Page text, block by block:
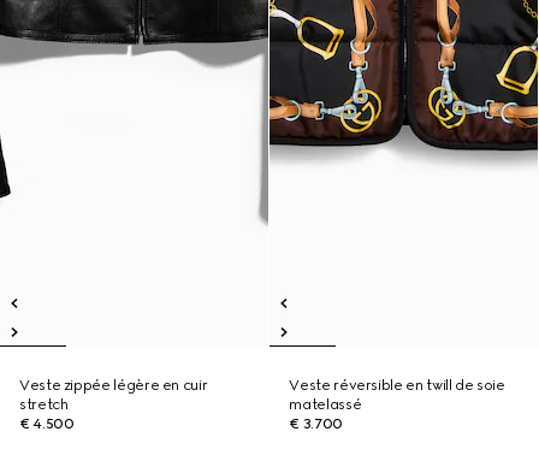
Veste zippée légère en cuir
stretch
€ 4.500
Veste réversible en twill de soie
matelassé
€ 3.700